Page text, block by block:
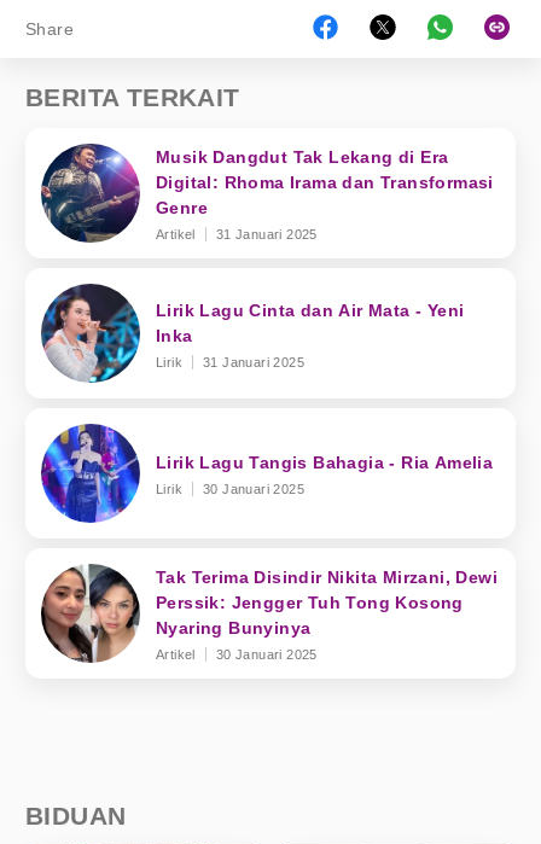
Share
BERITA TERKAIT
Musik Dangdut Tak Lekang di Era
Digital: Rhoma Irama dan Transformasi
Genre
Artikel 31 Januari 2025
Lirik Lagu Cinta dan Air Mata - Yeni
Inka
Lirik 31 Januari 2025
Lirik Lagu Tangis Bahagia - Ria Amelia
Lirik 30 Januari 2025
Tak Terima Disindir Nikita Mirzani, Dewi
Perssik: Jengger Tuh Tong Kosong
Nyaring Bunyinya
Artikel 30 Januari 2025
BIDUAN